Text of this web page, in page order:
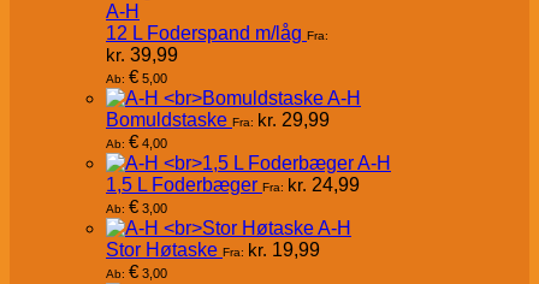
A-H
12 L Foderspand m/låg Fra:
kr. 39,99
Ab: € 5,00
A-H
Bomuldstaske Fra: kr. 29,99
Ab: € 4,00
A-H
1,5 L Foderbæger Fra: kr. 24,99
Ab: € 3,00
A-H
Stor Høtaske Fra: kr. 19,99
Ab: € 3,00